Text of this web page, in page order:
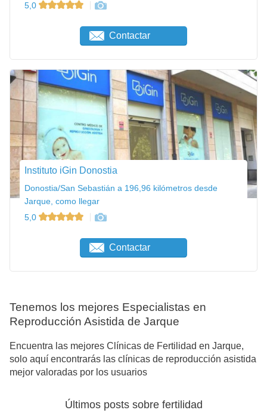
5,0
Contactar
Instituto iGin Donostia
Donostia/San Sebastián a 196,96 kilómetros desde
Jarque, como llegar
5,0
Contactar
Tenemos los mejores Especialistas en
Reproducción Asistida de Jarque
Encuentra las mejores Clínicas de Fertilidad en Jarque,
solo aquí encontrarás las clínicas de reproducción asistida
mejor valoradas por los usuarios
Últimos posts sobre fertilidad